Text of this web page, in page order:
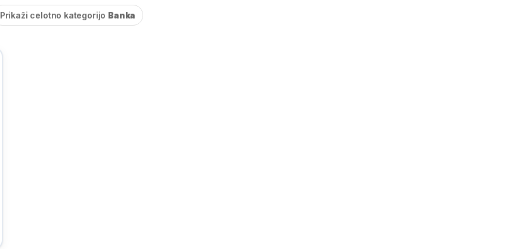
Prikaži celotno kategorijo Banka